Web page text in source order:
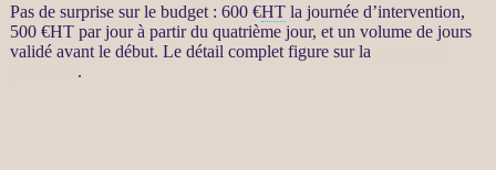
Pas de surprise sur le budget : 600 €HTla journée d’intervention,
500 €HTpar jour à partir du quatrième jour, et un volume de jours
validé avant le début. Le détail complet figure sur la
.